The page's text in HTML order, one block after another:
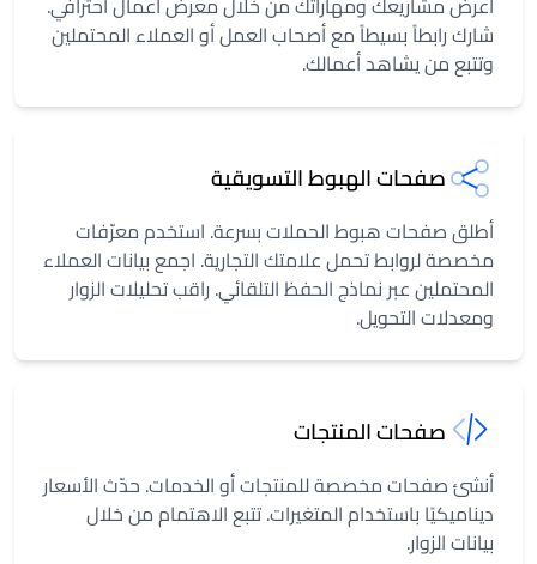
شارك رابطاً بسيطاً مع أصحاب العمل أو العملاء المحتملين
وتتبع من يشاهد أعمالك.
صفحات الهبوط التسويقية
أطلق صفحات هبوط الحملات بسرعة. استخدم معرّفات
مخصصة لروابط تحمل علامتك التجارية. اجمع بيانات العملاء
المحتملين عبر نماذج الحفظ التلقائي. راقب تحليلات الزوار
ومعدلات التحويل.
صفحات المنتجات
أنشئ صفحات مخصصة للمنتجات أو الخدمات. حدّث الأسعار
ديناميكيًا باستخدام المتغيرات. تتبع الاهتمام من خلال
بيانات الزوار.